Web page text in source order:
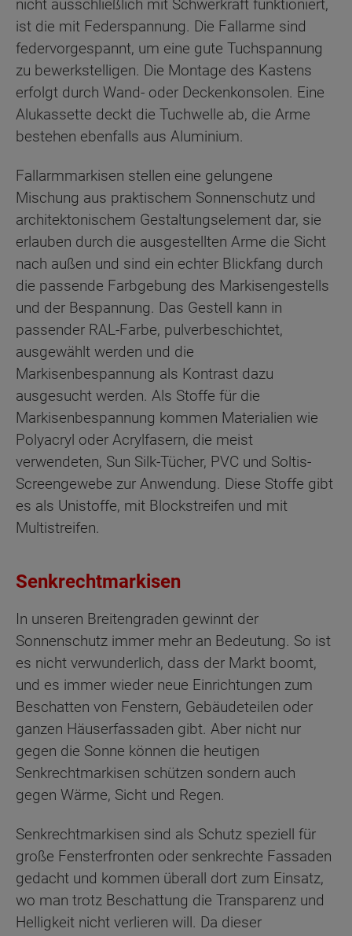
nicht ausschließlich mit Schwerkraft funktioniert,
ist die mit Federspannung. Die Fallarme sind
federvorgespannt, um eine gute Tuchspannung
zu bewerkstelligen. Die Montage des Kastens
erfolgt durch Wand- oder Deckenkonsolen. Eine
Alukassette deckt die Tuchwelle ab, die Arme
bestehen ebenfalls aus Aluminium.
Fallarmmarkisen stellen eine gelungene
Mischung aus praktischem Sonnenschutz und
architektonischem Gestaltungselement dar, sie
erlauben durch die ausgestellten Arme die Sicht
nach außen und sind ein echter Blickfang durch
die passende Farbgebung des Markisengestells
und der Bespannung. Das Gestell kann in
passender RAL-Farbe, pulverbeschichtet,
ausgewählt werden und die
Markisenbespannung als Kontrast dazu
ausgesucht werden. Als Stoffe für die
Markisenbespannung kommen Materialien wie
Polyacryl oder Acrylfasern, die meist
verwendeten, Sun Silk-Tücher, PVC und Soltis-
Screengewebe zur Anwendung. Diese Stoffe gibt
es als Unistoffe, mit Blockstreifen und mit
Multistreifen.
Senkrechtmarkisen
In unseren Breitengraden gewinnt der
Sonnenschutz immer mehr an Bedeutung. So ist
es nicht verwunderlich, dass der Markt boomt,
und es immer wieder neue Einrichtungen zum
Beschatten von Fenstern, Gebäudeteilen oder
ganzen Häuserfassaden gibt. Aber nicht nur
gegen die Sonne können die heutigen
Senkrechtmarkisen schützen sondern auch
gegen Wärme, Sicht und Regen.
Senkrechtmarkisen sind als Schutz speziell für
große Fensterfronten oder senkrechte Fassaden
gedacht und kommen überall dort zum Einsatz,
wo man trotz Beschattung die Transparenz und
Helligkeit nicht verlieren will. Da dieser